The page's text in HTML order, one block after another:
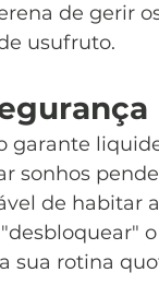
de gerir
usufruto.
garante
sonhos
de habitar
sua rotina